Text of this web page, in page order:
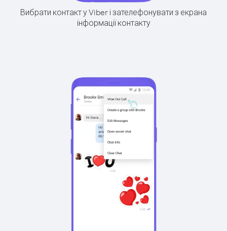
Вибрати контакт у Viber і зателефонувати з екрана
інформації контакту